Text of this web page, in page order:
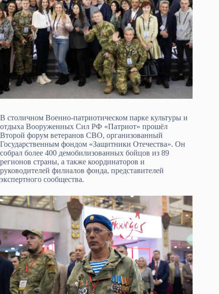
В столичном Военно-патриотическом парке культуры и
отдыха Вооруженных Сил РФ «Патриот» прошёл
Второй форум ветеранов СВО, организованный
Государственным фондом «Защитники Отечества». Он
собрал более 400 демобилизованных бойцов из 89
регионов страны, а также координаторов и
руководителей филиалов фонда, представителей
экспертного сообщества.